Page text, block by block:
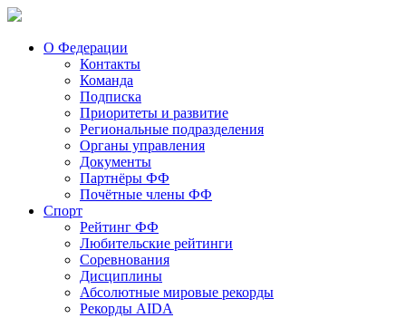
О Федерации
Контакты
Команда
Подписка
Приоритеты и развитие
Региональные подразделения
Органы управления
Документы
Партнёры ФФ
Почётные члены ФФ
Спорт
Рейтинг ФФ
Любительские рейтинги
Соревнования
Дисциплины
Абсолютные мировые рекорды
Рекорды AIDA